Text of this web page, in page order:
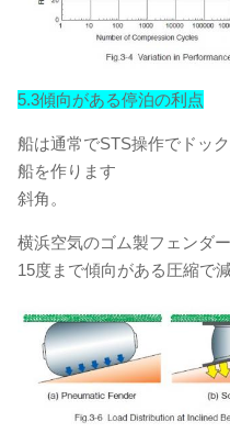
5.3傾向がある停泊の利点
船は通常でSTS操作でドッ
船を作ります
斜角。
横浜空気のゴム製フェンダ
15度まで傾向がある圧縮で